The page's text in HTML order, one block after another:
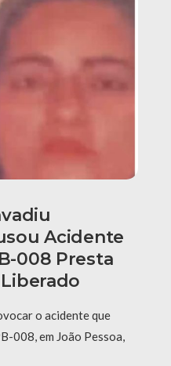
Acidente
008 Presta
o acidente que
008, em João Pessoa,